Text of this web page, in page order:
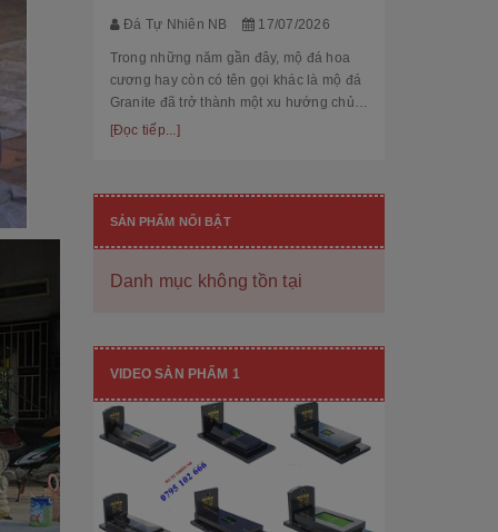
Đá Tự Nhiên NB
Biển hiệu đá khối đang ngày càng được
nhiều công ty, khu đô thị mới, resort cao
cấp lựa chọn nhờ vẻ đẹp sang trọng, bề
thế cùng độ bền vượt trội. Không chỉ là
hạng mục nhận diện thương hiệu, nó
[Đọc tiếp...]
Đá Tự Nhiên NB 17/07/2026
Trong những năm gần đây, mộ đá hoa
cương hay còn có tên gọi khác là mộ đá
Granite đã trở thành một xu hướng chủ
đạo trong thiết kế thi công mộ đá tự
[Đọc tiếp...]
SẢN PHẨM NỔI BẬT
Danh mục không tồn tại
VIDEO SẢN PHẨM 1